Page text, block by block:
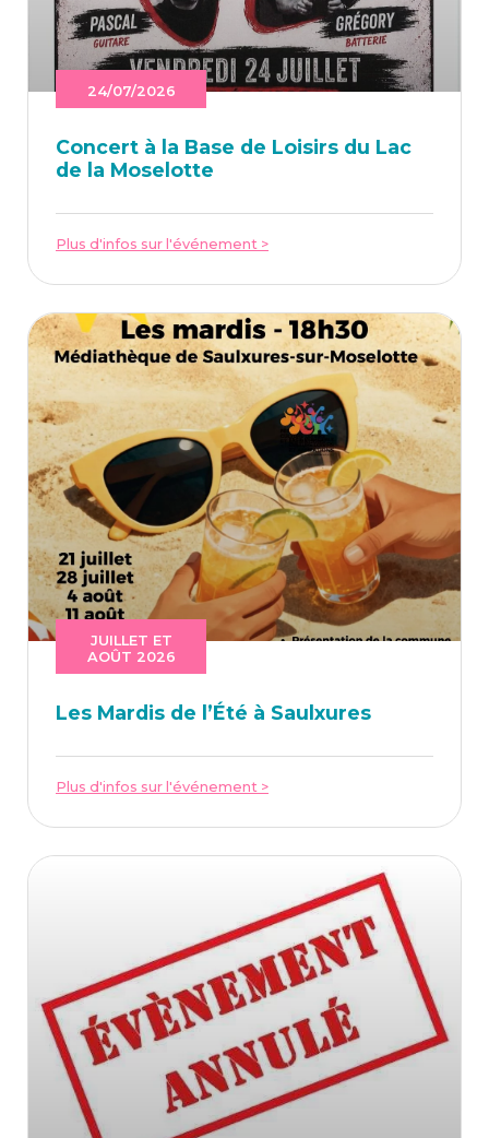
24/07/2026
Concert à la Base de Loi­sirs du Lac
de la Moselotte
Plus d'infos sur l'événement >
JUILLET ET
AOÛT 2026
Les Mar­dis de l’É­té à Saulxures
Plus d'infos sur l'événement >